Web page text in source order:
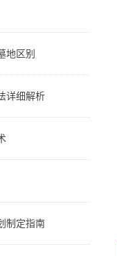
地区别
详细解析
制定指南